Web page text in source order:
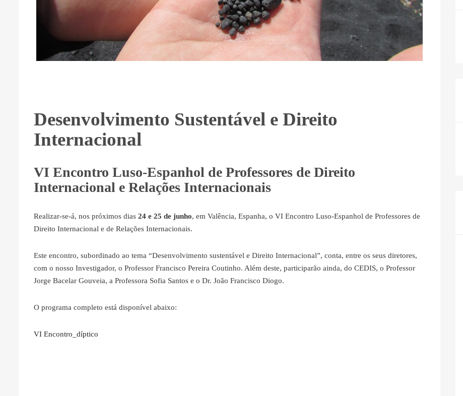
Desenvolvimento Sustentável e Direito
Internacional
VI Encontro Luso-Espanhol de Professores de Direito
Internacional e Relações Internacionais
Realizar-se-á, nos próximos dias 24 e 25 de junho, em Valência, Espanha, o VI Encontro Luso-Espanhol de Professores de
Direito Internacional e de Relações Internacionais.
Este encontro, subordinado ao tema “Desenvolvimento sustentável e Direito Internacional”, conta, entre os seus diretores,
com o nosso Investigador, o Professor Francisco Pereira Coutinho. Além deste, participarão ainda, do CEDIS, o Professor
Jorge Bacelar Gouveia, a Professora Sofia Santos e o Dr. João Francisco Diogo.
O programa completo está disponível abaixo:
VI Encontro_díptico